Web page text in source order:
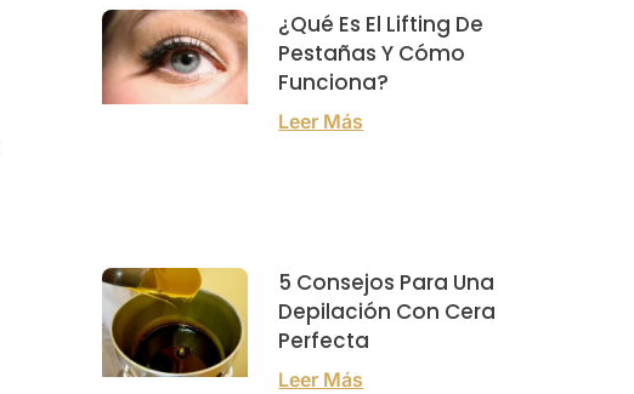
¿Qué Es El Lifting De
Pestañas Y Cómo
Funciona?
Leer Más
5 Consejos Para Una
Depilación Con Cera
Perfecta
Leer Más